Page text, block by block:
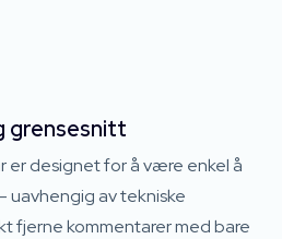
grensesnitt
er designet for å være enkel å
uavhengig av tekniske
fjerne kommentarer med bare